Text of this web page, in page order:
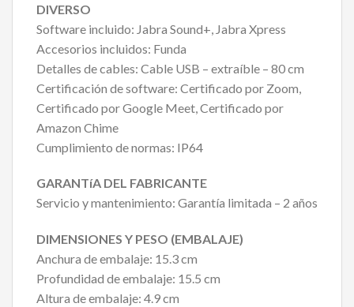
DIVERSO
Software incluido: Jabra Sound+, Jabra Xpress
Accesorios incluidos: Funda
Detalles de cables: Cable USB – extraíble – 80 cm
Certificación de software: Certificado por Zoom,
Certificado por Google Meet, Certificado por
Amazon Chime
Cumplimiento de normas: IP64
GARANTíA DEL FABRICANTE
Servicio y mantenimiento: Garantía limitada – 2 años
DIMENSIONES Y PESO (EMBALAJE)
Anchura de embalaje: 15.3 cm
Profundidad de embalaje: 15.5 cm
Altura de embalaje: 4.9 cm